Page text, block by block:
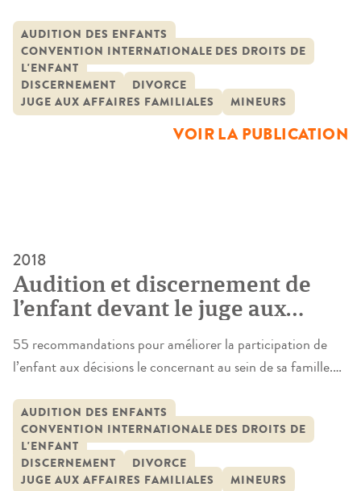
question l’intéressant et que celles-ci doivent être prises en
considération selon son âge et son degré de maturité. Pour
cela, la possibilité doit notamment être donnée à l’enfant
d’être entendu […]
AUDITION DES ENFANTS
CONVENTION INTERNATIONALE DES DROITS DE
L'ENFANT
DISCERNEMENT
DIVORCE
JUGE AUX AFFAIRES FAMILIALES
MINEURS
VOIR LA PUBLICATION
2018
Audition et discernement de
l’enfant devant le juge aux
affaires familiales
55 recommandations pour améliorer la participation de
l’enfant aux décisions le concernant au sein de sa famille.
novembre 1989 affirme que l’enfant capable de
discernement a le droit d’exprimer ses opinions sur toute
question l’intéressant et que celles-ci doivent être prises en
considération selon son âge […]
AUDITION DES ENFANTS
CONVENTION INTERNATIONALE DES DROITS DE
L'ENFANT
DISCERNEMENT
DIVORCE
JUGE AUX AFFAIRES FAMILIALES
MINEURS